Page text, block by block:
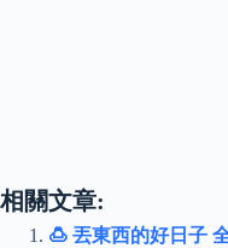
相關文章:
🍮 丟東西的好日子